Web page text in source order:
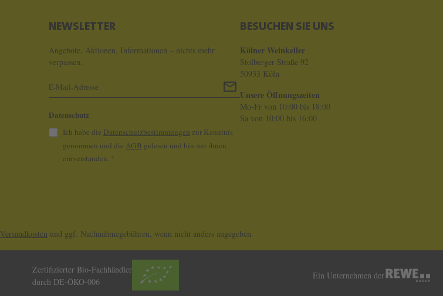
NEWSLETTER
Angebote, Aktionen, Informationen – nichts mehr
verpassen.
Datenschutz
Ich habe die Datenschutzbestimmungen zur Kenntnis
genommen und die AGB gelesen und bin mit ihnen
einverstanden. *
BESUCHEN SIE UNS
Kölner Weinkeller
Stolberger Straße 92
50933 Köln
Unsere Öffnungszeiten
Mo-Fr von 10:00 bis 18:00
Sa von 10:00 bis 16:00
Versandkosten und ggf. Nachnahmegebühren, wenn nicht anders angegeben.
Zertifizierter Bio-Fachhändler
durch DE-ÖKO-006
Ein Unternehmen der